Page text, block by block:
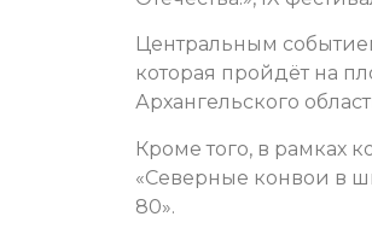
Центральным
которая пройдёт на
Архангельского
Кроме того, в рамках
«Северные конвои в
80».